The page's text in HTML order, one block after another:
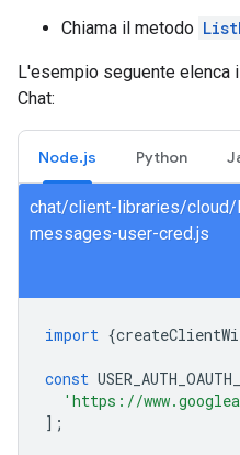
Chiama il metodo
L'esempio seguente elenca
Chat:
Node.js Python
chat/client-libraries/
messages-user-cred.js
import {
const
'https://
];